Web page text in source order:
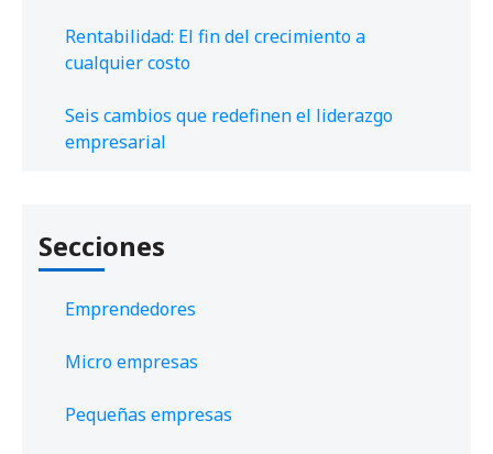
Rentabilidad: El fin del crecimiento a
cualquier costo
Seis cambios que redefinen el liderazgo
empresarial
Secciones
Emprendedores
Micro empresas
Pequeñas empresas